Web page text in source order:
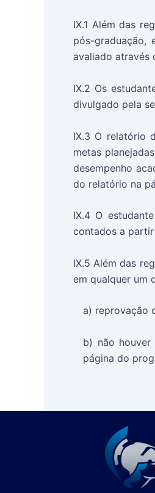
IX.1 Além das
pós-graduação,
avaliado através
IX.2 Os
divulgado pela
IX.3 O relatório
metas
desempenho
do relatório na
IX.4 O
contados a
IX.5 Além das
em qualquer um
a) reprovação
b) não
página do